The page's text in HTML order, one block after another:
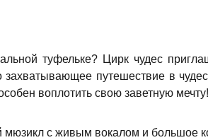
туфельке? Цирк чудес
путешествие в
воплотить свою заветную мечту!
с живым вокалом и большое